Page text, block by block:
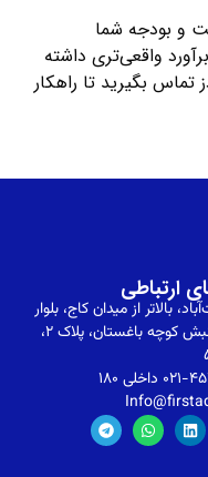
و بودجه شما
واقعی‌تری داشته
تماس بگیرید تا راهکار
ارتباطی
بالاتر از میدان کاج، بلوار
بهزاد، نبش کوچه باغستان، پلاک ۲،
داخلی ۱۸۰